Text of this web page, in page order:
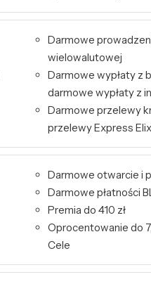
Darmowe
wielowalutowej
Darmowe wypłaty z
darmowe wypłaty z
Darmowe przelewy
przelewy Express
Darmowe otwarcie i
Darmowe płatności
Premia do 410 zł
Oprocentowanie do
Cele